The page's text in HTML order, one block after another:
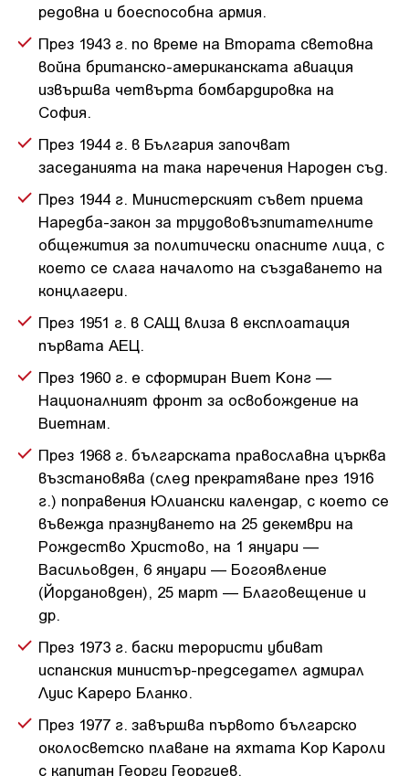
редовна и боеспособна армия.
През 1943 г. по време на Втората световна
война британско-американската авиация
извършва четвърта бомбардировка на
София.
През 1944 г. в България започват
заседанията на така наречения Народен съд.
През 1944 г. Министерският съвет приема
Наредба-закон за трудововъзпитателните
общежития за политически опасните лица, с
което се слага началото на създаването на
концлагери.
През 1951 г. в САЩ влиза в експлоатация
първата АЕЦ.
През 1960 г. е сформиран Виет Конг —
Националният фронт за освобождение на
Виетнам.
През 1968 г. българската православна църква
възстановява (след прекратяване през 1916
г.) поправения Юлиански календар, с което се
въвежда празнуването на 25 декември на
Рождество Христово, на 1 януари —
Васильовден, 6 януари — Богоявление
(Йордановден), 25 март — Благовещение и
др.
През 1973 г. баски терористи убиват
испанския министър-председател адмирал
Луис Кареро Бланко.
През 1977 г. завършва първото българско
околосветско плаване на яхтата Кор Кароли
с капитан Георги Георгиев.